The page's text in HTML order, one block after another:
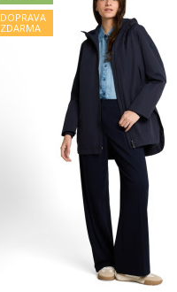
DOPRAVA
ZDARMA